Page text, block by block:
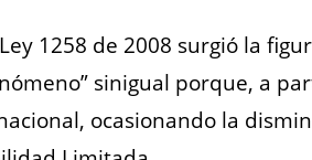
1258 de 2008 surgió la
sinigual porque, a
ocasionando la